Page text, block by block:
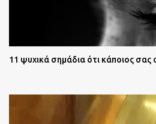
11 ψυχικά σημάδια ότι κάποιος σας